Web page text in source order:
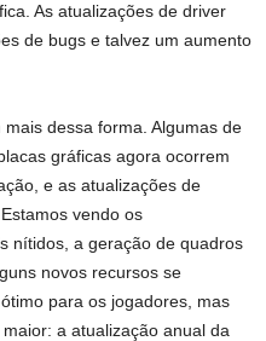
As atualizações de driver
de bugs e talvez um aumento
dessa forma. Algumas de
gráficas agora ocorrem
e as atualizações de
vendo os
nítidos, a geração de quadros
novos recursos se
para os jogadores, mas
a atualização anual da